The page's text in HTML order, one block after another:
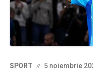
SPORT 5 noiembrie